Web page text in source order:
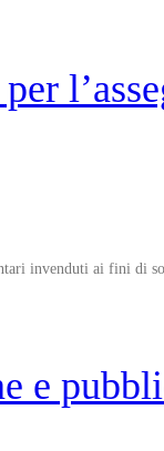
invenduti ai fini di
e